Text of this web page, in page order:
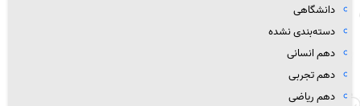
دانشگاهی
دسته‌بندی نشده
دهم انسانی
دهم تجربی
دهم ریاضی